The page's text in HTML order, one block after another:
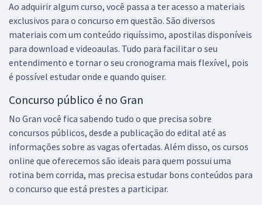
Ao adquirir algum curso, você passa a ter acesso a materiais
exclusivos para o concurso em questão. São diversos
materiais com um conteúdo riquíssimo, apostilas disponíveis
para download e videoaulas. Tudo para facilitar o seu
entendimento e tornar o seu cronograma mais flexível, pois
é possível estudar onde e quando quiser.
Concurso público é no Gran
No Gran você fica sabendo tudo o que precisa sobre
concursos públicos, desde a publicação do edital até as
informações sobre as vagas ofertadas. Além disso, os cursos
online que oferecemos são ideais para quem possui uma
rotina bem corrida, mas precisa estudar bons conteúdos para
o concurso que está prestes a participar.